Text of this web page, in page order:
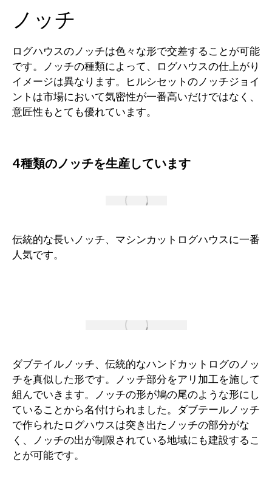
ノッチ
ログハウスのノッチは色々な形で交差することが可能
です。ノッチの種類によって、ログハウスの仕上がり
イメージは異なります。ヒルシセットのノッチジョイ
ントは市場において気密性が一番高いだけではなく、
意匠性もとても優れています。
4種類のノッチを生産しています
伝統的な長いノッチ、マシンカットログハウスに一番
人気です。
ダブテイルノッチ、伝統的なハンドカットログのノッ
チを真似した形です。ノッチ部分をアリ加工を施して
組んでいきます。ノッチの形が鳩の尾のような形にし
ていることから名付けられました。ダブテールノッチ
で作られたログハウスは突き出たノッチの部分がな
く、ノッチの出が制限されている地域にも建設するこ
とが可能です。